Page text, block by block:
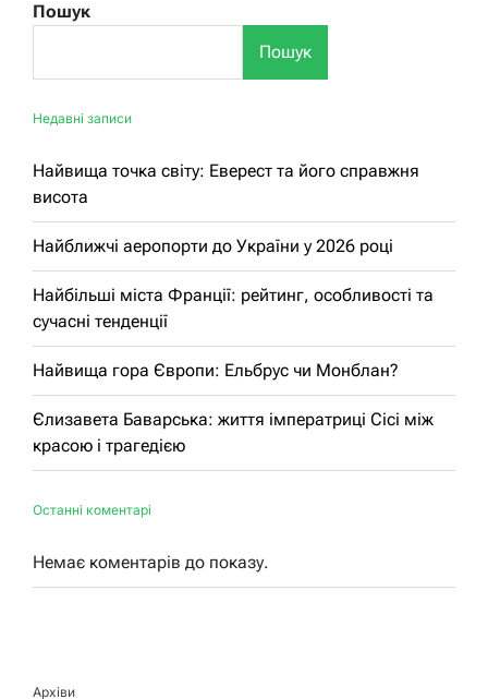
Пошук
Пошук
Недавні записи
Найвища точка світу: Еверест та його справжня
висота
Найближчі аеропорти до України у 2026 році
Найбільші міста Франції: рейтинг, особливості та
сучасні тенденції
Найвища гора Європи: Ельбрус чи Монблан?
Єлизавета Баварська: життя імператриці Сісі між
красою і трагедією
Останні коментарі
Немає коментарів до показу.
Архіви